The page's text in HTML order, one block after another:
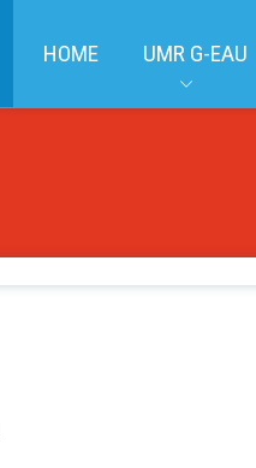
HOME UMR G-EAU